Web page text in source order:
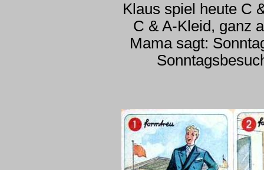
Klaus spiel heute C
C & A-Kleid, ganz
Mama sagt: